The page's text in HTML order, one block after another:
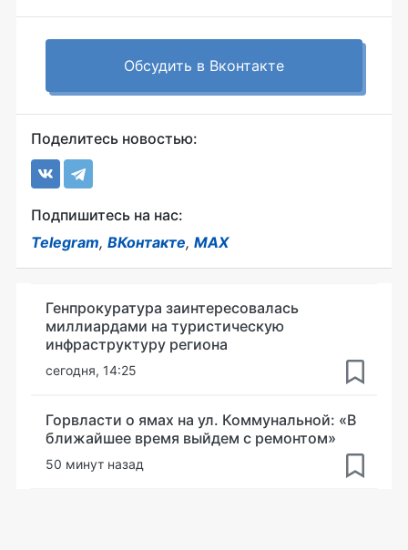
Обсудить в Вконтакте
Поделитесь новостью:
Подпишитесь на нас:
Telegram, ВКонтакте, MAX
Генпрокуратура заинтересовалась
миллиардами на туристическую
инфраструктуру региона
сегодня, 14:25
Горвласти о ямах на ул. Коммунальной: «В
ближайшее время выйдем с ремонтом»
50 минут назад